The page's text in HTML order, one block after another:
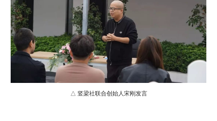
△ 竖梁社联合创始人宋刚发言